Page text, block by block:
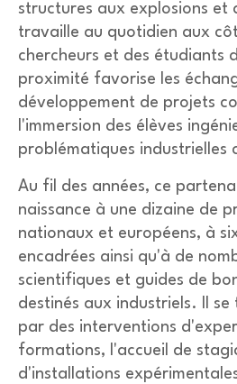
structures aux explosions et
travaille au quotidien aux
chercheurs et des étudiants
proximité favorise les
développement de projets
l'immersion des élèves
problématiques industrielles
Au fil des années, ce
naissance à une dizaine de
nationaux et européens, à
encadrées ainsi qu'à de
scientifiques et guides de
destinés aux industriels. Il
par des interventions
formations, l'accueil de
d'installations